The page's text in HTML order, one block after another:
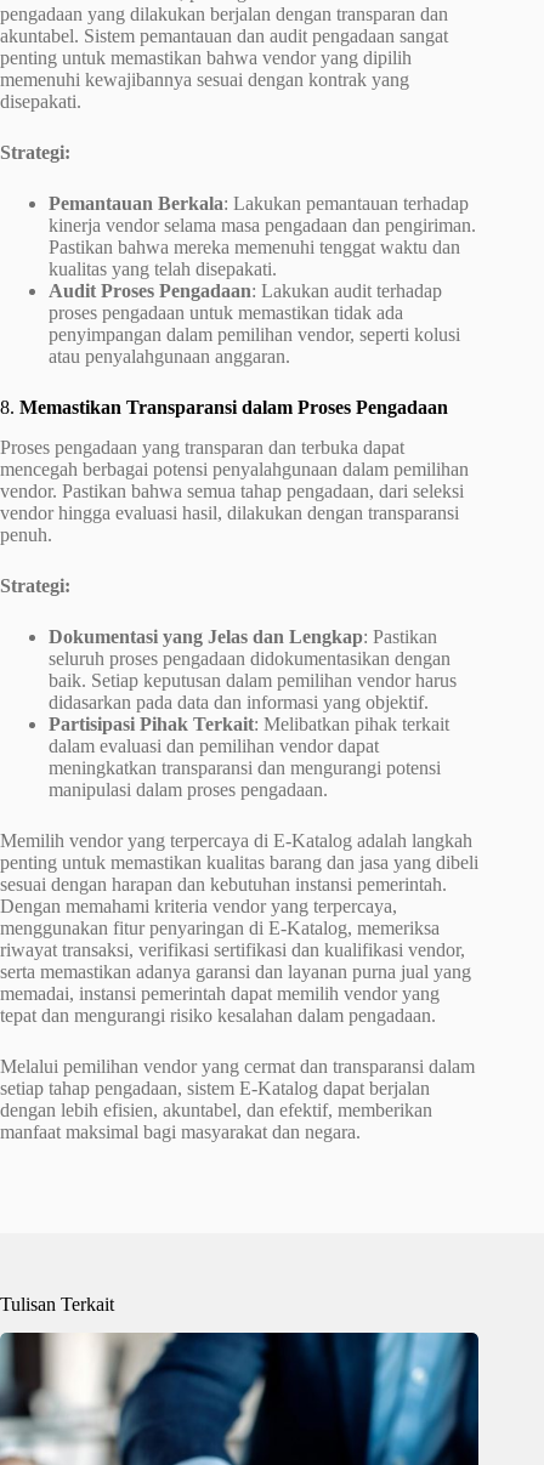
pengadaan yang dilakukan berjalan dengan transparan dan
akuntabel. Sistem pemantauan dan audit pengadaan sangat
penting untuk memastikan bahwa vendor yang dipilih
memenuhi kewajibannya sesuai dengan kontrak yang
disepakati.
Strategi:
Pemantauan Berkala: Lakukan pemantauan terhadap
kinerja vendor selama masa pengadaan dan pengiriman.
Pastikan bahwa mereka memenuhi tenggat waktu dan
kualitas yang telah disepakati.
Audit Proses Pengadaan: Lakukan audit terhadap
proses pengadaan untuk memastikan tidak ada
penyimpangan dalam pemilihan vendor, seperti kolusi
atau penyalahgunaan anggaran.
8. Memastikan Transparansi dalam Proses Pengadaan
Proses pengadaan yang transparan dan terbuka dapat
mencegah berbagai potensi penyalahgunaan dalam pemilihan
vendor. Pastikan bahwa semua tahap pengadaan, dari seleksi
vendor hingga evaluasi hasil, dilakukan dengan transparansi
penuh.
Strategi:
Dokumentasi yang Jelas dan Lengkap: Pastikan
seluruh proses pengadaan didokumentasikan dengan
baik. Setiap keputusan dalam pemilihan vendor harus
didasarkan pada data dan informasi yang objektif.
Partisipasi Pihak Terkait: Melibatkan pihak terkait
dalam evaluasi dan pemilihan vendor dapat
meningkatkan transparansi dan mengurangi potensi
manipulasi dalam proses pengadaan.
Memilih vendor yang terpercaya di E-Katalog adalah langkah
penting untuk memastikan kualitas barang dan jasa yang dibeli
sesuai dengan harapan dan kebutuhan instansi pemerintah.
Dengan memahami kriteria vendor yang terpercaya,
menggunakan fitur penyaringan di E-Katalog, memeriksa
riwayat transaksi, verifikasi sertifikasi dan kualifikasi vendor,
serta memastikan adanya garansi dan layanan purna jual yang
memadai, instansi pemerintah dapat memilih vendor yang
tepat dan mengurangi risiko kesalahan dalam pengadaan.
Melalui pemilihan vendor yang cermat dan transparansi dalam
setiap tahap pengadaan, sistem E-Katalog dapat berjalan
dengan lebih efisien, akuntabel, dan efektif, memberikan
manfaat maksimal bagi masyarakat dan negara.
Tulisan Terkait